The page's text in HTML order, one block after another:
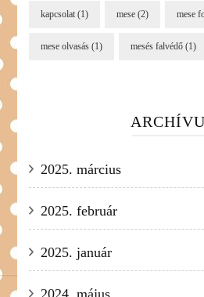
kapcsolat (1) mese (2) mese
mese olvasás (1) mesés falvédő (1)
2025. március
2025. február
2025. január